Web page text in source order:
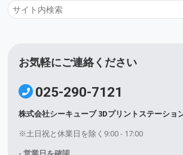
お気軽にご連絡ください
025-290-7121
株式会社シーキューブ 3Dプリントステーショ
※土日祝と休業日を除く9:00 - 17:00